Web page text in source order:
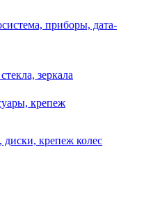
приборы, дата-
зеркала
крепеж
крепеж колес